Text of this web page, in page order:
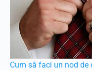
Cum să faci un nod de